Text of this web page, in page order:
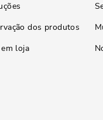
dos produtos
loja